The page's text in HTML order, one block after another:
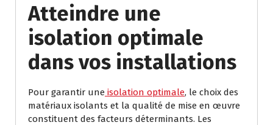
Atteindre une
isolation optimale
dans vos installations
Pour garantir une isolation optimale, le choix des
matériaux isolants et la qualité de mise en œuvre
constituent des facteurs déterminants. Les